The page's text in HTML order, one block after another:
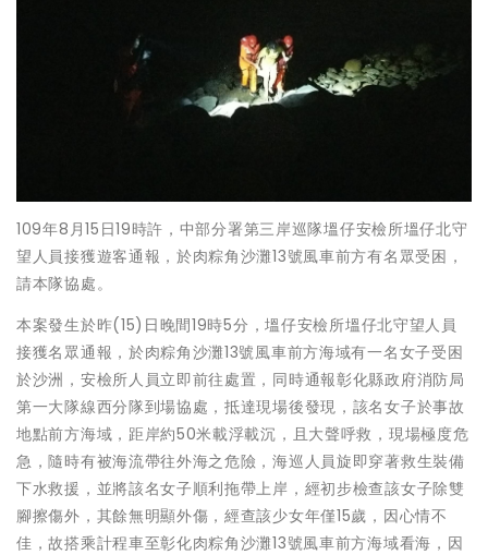
109年8月15日19時許，中部分署第三岸巡隊塭仔安檢所塭仔北守
望人員接獲遊客通報，於肉粽角沙灘13號風車前方有名眾受困，
請本隊協處。
本案發生於昨(15)日晚間19時5分，塭仔安檢所塭仔北守望人員
接獲名眾通報，於肉粽角沙灘13號風車前方海域有一名女子受困
於沙洲，安檢所人員立即前往處置，同時通報彰化縣政府消防局
第一大隊線西分隊到場協處，抵達現場後發現，該名女子於事故
地點前方海域，距岸約50米載浮載沉，且大聲呼救，現場極度危
急，隨時有被海流帶往外海之危險，海巡人員旋即穿著救生裝備
下水救援，並將該名女子順利拖帶上岸，經初步檢查該女子除雙
腳擦傷外，其餘無明顯外傷，經查該少女年僅15歲，因心情不
佳，故搭乘計程車至彰化肉粽角沙灘13號風車前方海域看海，因